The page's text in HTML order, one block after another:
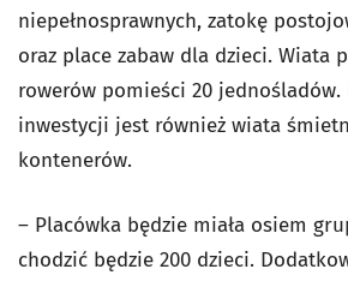
niepełnosprawnych, zatokę
oraz place zabaw dla dzieci. Wiata
rowerów pomieści 20 jednośladów.
inwestycji jest również wiata
kontenerów.
– Placówka będzie miała osiem
chodzić będzie 200 dzieci.